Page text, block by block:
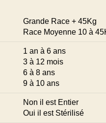
Grande Race + 45Kg
Race Moyenne 10 à
1 an à 6 ans
3 à 12 mois
6 à 8 ans
9 à 10 ans
Non il est Entier
Oui il est Stérilisé